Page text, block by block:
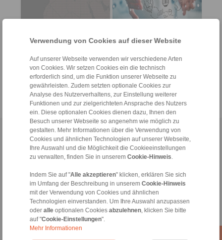
Verwendung von Cookies auf dieser Website
Auf unserer Webseite verwenden wir verschiedene Arten
von Cookies. Wir setzen Cookies ein die technisch
erforderlich sind, um die Funktion unserer Webseite zu
gewährleisten. Zudem setzten optionale Cookies zur
Analyse des Nutzerverhaltens, zur Einstellung weiterer
Funktionen und zur zielgerichteten Ansprache des Nutzers
ein. Diese optionalen Cookies dienen dazu, Ihnen den
Besuch unserer Webseite so angenehm wie möglich zu
gestalten. Mehr Informationen über die Verwendung von
Cookies und ähnlichen Technologien auf unserer Webseite,
Ihre Auswahl und die Möglichkeit die Cookieeinstellungen
zu verwalten, finden Sie in unserem Cookie-Hinweis
Indem Sie auf "Alle akzeptieren" klicken, erklären Sie sich
im Umfang der Beschreibung in unserem Cookie-Hinweis
mit der Verwendung von Cookies und ähnlichen
Technologien einverstanden. Um Ihre Auswahl anzupassen
oder alleoptionalen Cookies abzulehnen, klicken Sie bitte
auf "Cookie-Einstellungen".
Mehr Informationen
Produkt- und
> mehr
Wünsche oder
Produkten und
Prozessen?
> mehr
Home|Kontaktformular|Impressum| Datenschutzerklärung
Allgemeine Verkaufsbedingungen| Hinweisgeberplattform|
Produkte
Übersicht